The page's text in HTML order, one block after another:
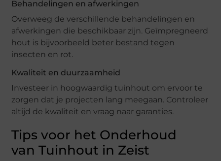
Behandelingen en afwerkingen
Overweeg de verschillende behandelingen en
afwerkingen die beschikbaar zijn. Geïmpregneerd
hout is bijvoorbeeld beter bestand tegen
insecten en rot.
Kwaliteit en duurzaamheid
Investeer in hoogwaardig tuinhout om ervoor te
zorgen dat je projecten lang meegaan. Controleer
altijd de kwaliteit en vraag naar garanties.
Tips voor het Onderhoud
van Tuinhout in Zeist